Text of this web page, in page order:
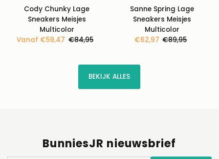
Cody Chunky Lage
Sneakers Meisjes
Multicolor
Kortingsprijs
Vanaf €59,47 Normale
€84,95
Sanne Spring Lage
Sneakers Meisjes
Multicolor
Kortingsprijs
€62,97 Normale
€89,95
BEKIJK ALLES
BunniesJR nieuwsbrief